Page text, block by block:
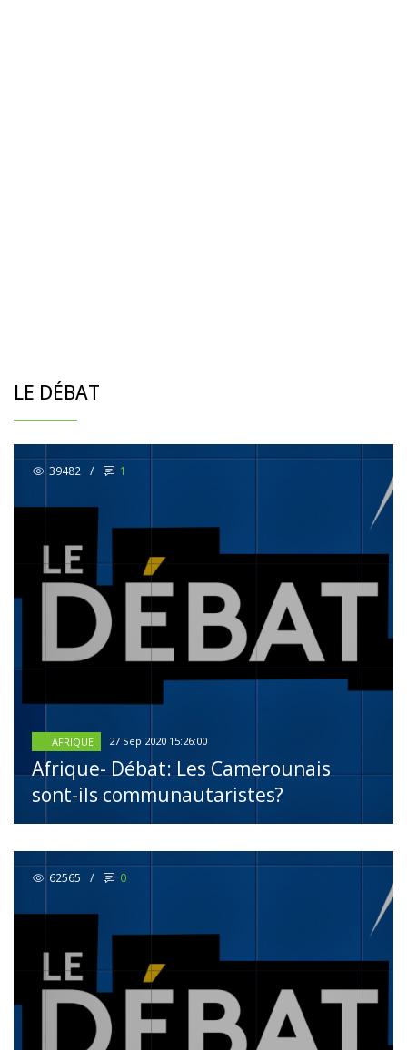
LE DÉBAT
39482 / 1
AFRIQUE 27 Sep 2020 15:26:00
Afrique- Débat: Les Camerounais
sont-ils communautaristes?
62565 / 0